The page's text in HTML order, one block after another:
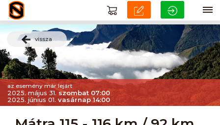
vissza
az esemény már lejárt
2025. május 31. szombat 07:00
2025. június 01. vasárnap 14:00